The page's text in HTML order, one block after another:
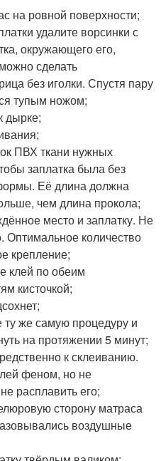
на ровной поверхности;
удалите ворсинки с
окружающего его,
сделать
без иголки. Спустя пару
тупым ножом;
дырке;
ПВХ ткани нужных
заплатка была без
Её длина должна
чем длина прокола;
место и заплатку. Не
Оптимальное количество
крепление;
клей по обеим
кисточкой;
ту же самую процедуру и
на протяжении 5 минут;
к склеиванию.
феном, но не
расплавить его;
сторону матраса
воздушные